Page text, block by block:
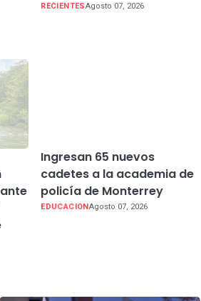
RECIENTESAgosto 07, 2026
Ingresan 65 nuevos
cadetes a la academia de
policía de Monterrey
EDUCACION Agosto 07, 2026